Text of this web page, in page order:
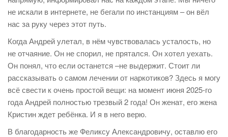
не искали в интернете, не бегали по инстанциям – он вёл
нас за руку через этот путь.
Когда Андрей улетал, в нём чувствовалась усталость, но
не отчаяние. Он не спорил, не прятался. Он хотел уехать.
Он понял, что если останется –не выдержит. Стоит ли
рассказывать о самом лечении от наркотиков? Здесь я могу
всё свести к очень простой вещи: на момент июня 2025-го
года Андрей полностью трезвый 2 года! Он женат, его жена
Кристин ждет ребёнка. И я в него верю.
В благодарность же Феликсу Александровичу, оставлю его